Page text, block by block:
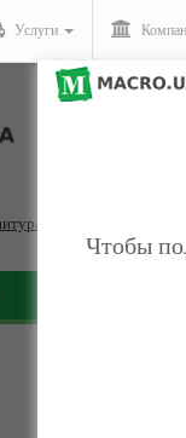
Услуги
Чтобы